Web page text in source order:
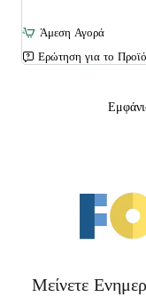
Άμεση Αγορά
Ερώτηση για το
Μείνετε